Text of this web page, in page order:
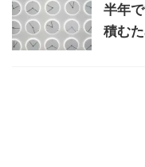
半年
積む